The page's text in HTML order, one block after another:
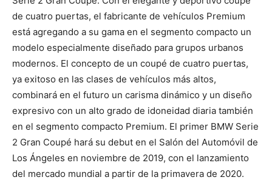
de cuatro puertas, el fabricante de vehículos Premium
está agregando a su gama en el segmento compacto un
modelo especialmente diseñado para grupos urbanos
modernos. El concepto de un coupé de cuatro puertas,
ya exitoso en las clases de vehículos más altos,
combinará en el futuro un carisma dinámico y un diseño
expresivo con un alto grado de idoneidad diaria también
en el segmento compacto Premium. El primer BMW Serie
2 Gran Coupé hará su debut en el Salón del Automóvil de
Los Ángeles en noviembre de 2019, con el lanzamiento
del mercado mundial a partir de la primavera de 2020.